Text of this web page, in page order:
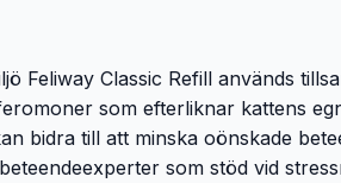
Feliway Classic Refill används
som efterliknar kattens
bidra till att minska oönskade
som stöd vid